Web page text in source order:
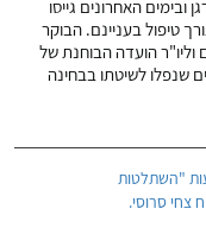
האחרונים גייסו
טיפול בעניינם. הבוקר
הועדה הבוחנת של
שנפלו לשיטתו בבחינה